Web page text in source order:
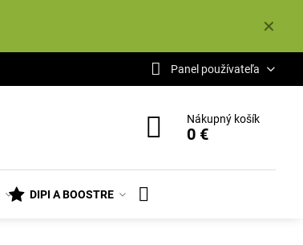
✕
Panel používateľa
Nákupný košík
0 €
DIPI A BOOSTRE